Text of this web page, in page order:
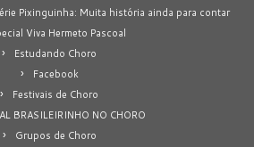
Pixinguinha: Muita história ainda para contar
Viva Hermeto Pascoal
Estudando Choro
Facebook
Festivais de Choro
BRASILEIRINHO NO CHORO
Grupos de Choro